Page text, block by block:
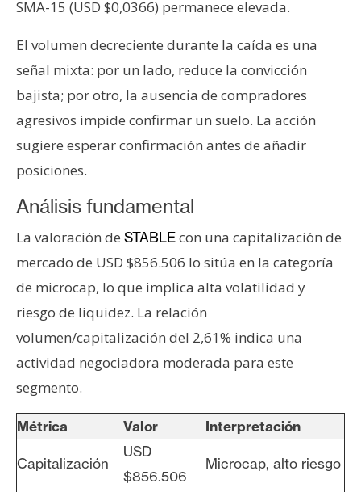
SMA-15 (USD $0,0366) permanece elevada.
El volumen decreciente durante la caída es una
señal mixta: por un lado, reduce la convicción
bajista; por otro, la ausencia de compradores
agresivos impide confirmar un suelo. La acción
sugiere esperar confirmación antes de añadir
posiciones.
Análisis fundamental
La valoración de STABLEcon una capitalización de
mercado de USD $856.506 lo sitúa en la categoría
de microcap, lo que implica alta volatilidad y
riesgo de liquidez. La relación
volumen/capitalización del 2,61% indica una
actividad negociadora moderada para este
segmento.
Métrica Valor Interpretación
Capitalización
USD
$856.506
Microcap, alto riesgo